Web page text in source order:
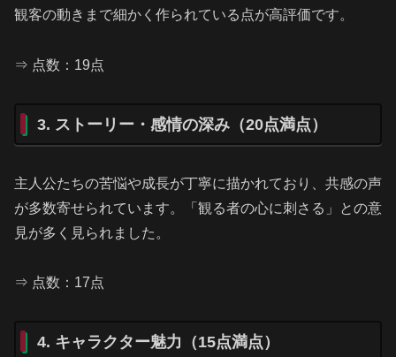
観客の動きまで細かく作られている点が高評価です。
⇒ 点数：19点
3. ストーリー・感情の深み（20点満点）
主人公たちの苦悩や成長が丁寧に描かれており、共感の声
が多数寄せられています。「観る者の心に刺さる」との意
見が多く見られました。
⇒ 点数：17点
4. キャラクター魅力（15点満点）